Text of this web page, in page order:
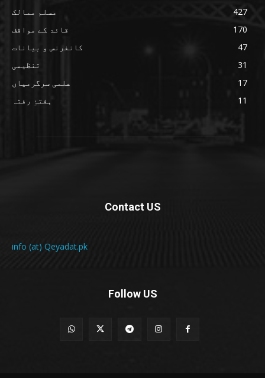
مسلم ممالک
427
قائد کے مواقف
170
کانفرنس و بیانات
47
تنظیمی
31
علمی سرگرمیاں
17
ہفتۂِ رفتہ
11
Contact US
info (at) Qeyadat.pk
Follow US